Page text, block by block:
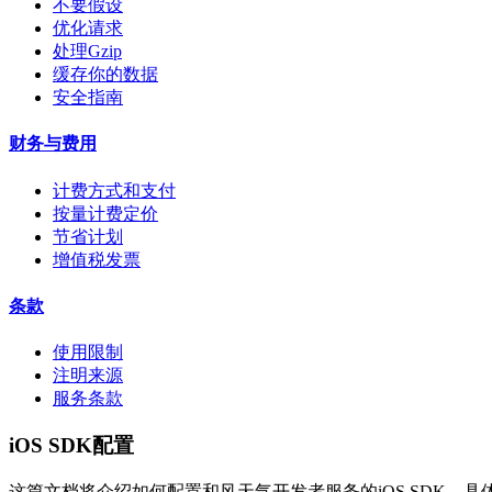
不要假设
优化请求
处理Gzip
缓存你的数据
安全指南
财务与费用
计费方式和支付
按量计费定价
节省计划
增值税发票
条款
使用限制
注明来源
服务条款
iOS SDK配置